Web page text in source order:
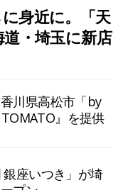
身近に。「天
・埼玉に新店
川県高松市「by
』を提供
座いつき」が埼